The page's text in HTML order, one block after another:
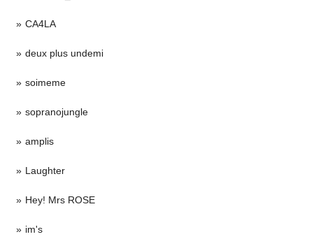
CA4LA
deux plus undemi
soimeme
sopranojungle
amplis
Laughter
Hey! Mrs ROSE
im's